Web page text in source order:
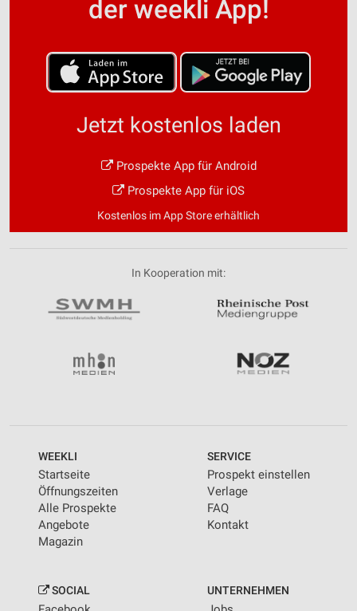
der weekli App!
Jetzt kostenlos laden
Prospekte App für Android
Prospekte App für iOS
Kostenlos im App Store erhältlich
In Kooperation mit:
WEEKLI
Startseite
Öffnungszeiten
Alle Prospekte
Angebote
Magazin
SERVICE
Prospekt einstellen
Verlage
FAQ
Kontakt
SOCIAL UNTERNEHMEN